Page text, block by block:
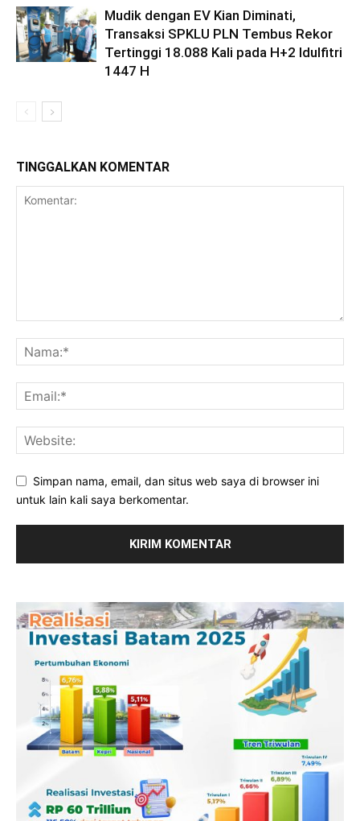
Mudik dengan EV Kian Diminati,
Transaksi SPKLU PLN Tembus Rekor
Tertinggi 18.088 Kali pada H+2 Idulfitri
1447 H
TINGGALKAN KOMENTAR
Simpan nama, email, dan situs web saya di browser ini
untuk lain kali saya berkomentar.